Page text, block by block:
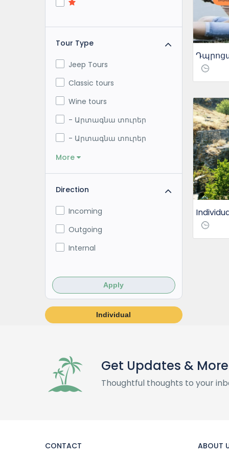
Tour Type
Jeep Tours
Classic tours
Wine tours
- Արտագնա տուրեր
- Արտագնա տուրեր
More
Direction
Incoming
Outgoing
Internal
Apply
Individual
Get Updates & More
Thoughtful thoughts to your
CONTACT ABOUT